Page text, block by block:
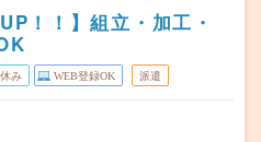
！！】組立・加工・
み WEB登録OK 派遣